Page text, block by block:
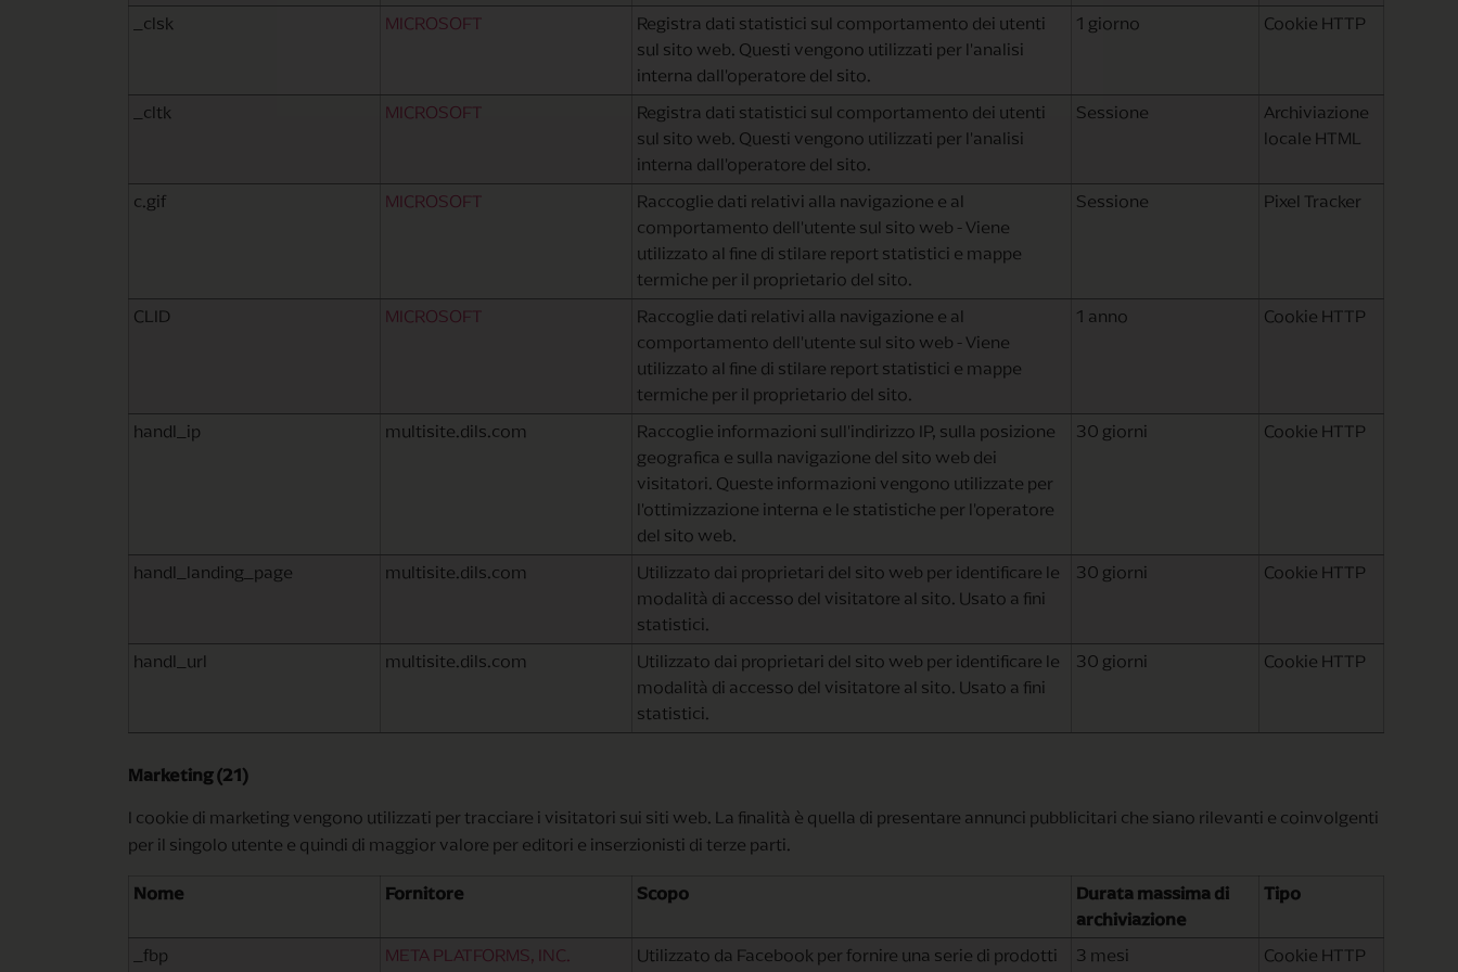
_clsk MICROSOFT
Registra dati statistici sul comportamento dei utenti
sul sito web. Questi vengono utilizzati per l'analisi
interna dall'operatore del sito.
1 giorno Cookie HTTP
_cltk MICROSOFT
Registra dati statistici sul comportamento dei utenti
sul sito web. Questi vengono utilizzati per l'analisi
interna dall'operatore del sito.
Sessione
Archiviazione
locale HTML
c.gif MICROSOFT
Raccoglie dati relativi alla navigazione e al
comportamento dell'utente sul sito web - Viene
utilizzato al fine di stilare report statistici e mappe
termiche per il proprietario del sito.
Sessione Pixel Tracker
CLID MICROSOFT
Raccoglie dati relativi alla navigazione e al
comportamento dell'utente sul sito web - Viene
utilizzato al fine di stilare report statistici e mappe
termiche per il proprietario del sito.
1 anno Cookie HTTP
handl_ip multisite.dils.com
Raccoglie informazioni sull'indirizzo IP, sulla posizione
geografica e sulla navigazione del sito web dei
visitatori. Queste informazioni vengono utilizzate per
l'ottimizzazione interna e le statistiche per l'operatore
del sito web.
30 giorni Cookie HTTP
handl_landing_page multisite.dils.com
Utilizzato dai proprietari del sito web per identificare le
modalità di accesso del visitatore al sito. Usato a fini
statistici.
30 giorni Cookie HTTP
handl_url multisite.dils.com
Utilizzato dai proprietari del sito web per identificare le
modalità di accesso del visitatore al sito. Usato a fini
statistici.
30 giorni Cookie HTTP
Marketing (21)
I cookie di marketing vengono utilizzati per tracciare i visitatori sui siti web. La finalità è quella di presentare annunci pubblicitari che siano rilevanti e coinvolgenti
per il singolo utente e quindi di maggior valore per editori e inserzionisti di terze parti.
Nome Fornitore Scopo
Durata massima di
archiviazione
Tipo
_fbp META PLATFORMS, INC.
Utilizzato da Facebook per fornire una serie di prodotti
3 mesi Cookie HTTP